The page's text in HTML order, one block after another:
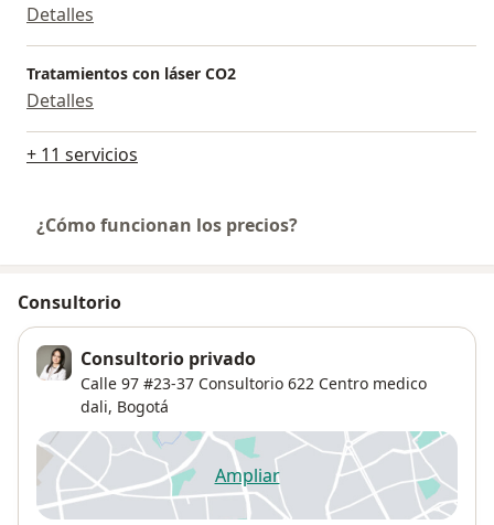
Detalles
Tratamientos con láser CO2
Detalles
+ 11 servicios
¿Cómo funcionan los precios?
Consultorio
Consultorio privado
Calle 97 #23-37 Consultorio 622 Centro medico
dali, Bogotá
Ampliarse abre en una nueva